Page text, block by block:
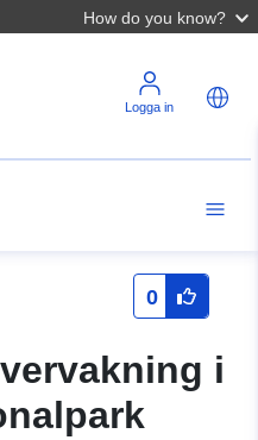
How do you know?
Logga in
0
i